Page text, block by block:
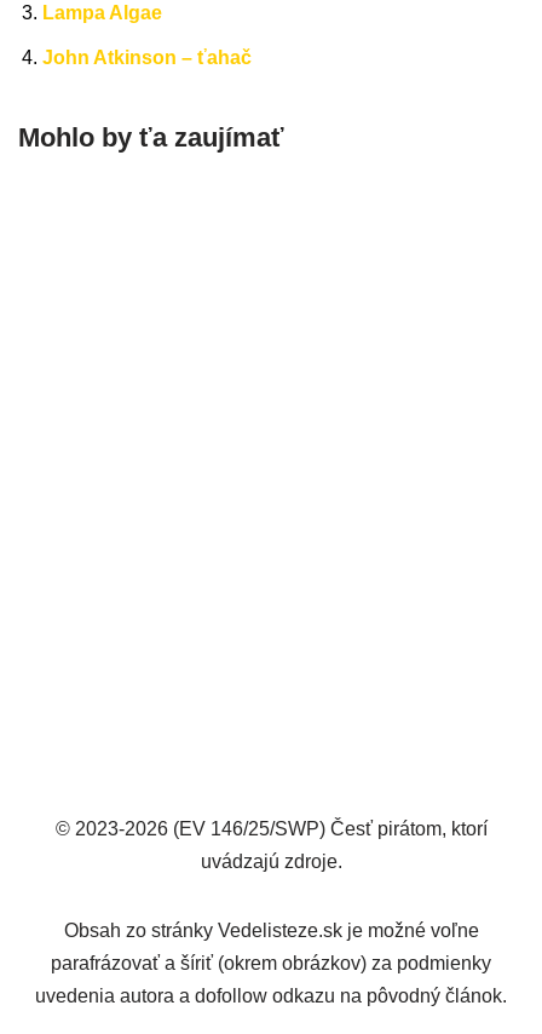
Lampa Algae
John Atkinson – ťahač
Mohlo by ťa zaujímať
© 2023-2026 (EV 146/25/SWP) Česť pirátom, ktorí
uvádzajú zdroje.
Obsah zo stránky Vedelisteze.sk je možné voľne
parafrázovať a šíriť (okrem obrázkov) za podmienky
uvedenia autora a dofollow odkazu na pôvodný článok.